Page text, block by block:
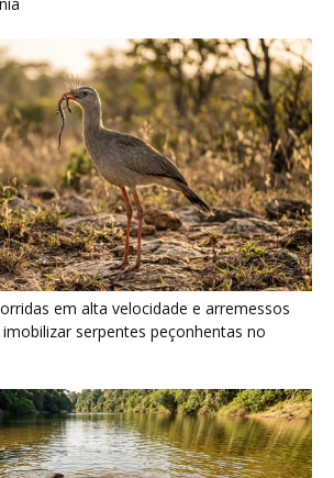
coletiva com vocalização subaquática
rios rasos da Amazônia